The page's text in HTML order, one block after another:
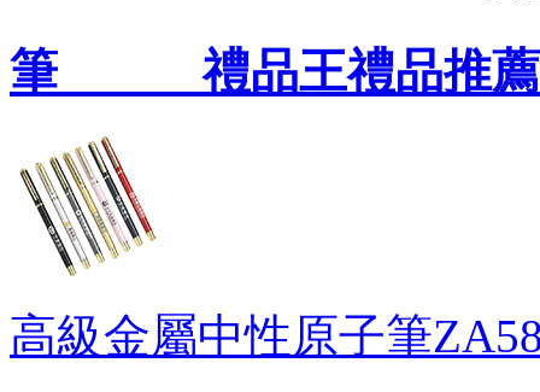
筆 禮品王禮品推薦
高級金屬中性原子筆